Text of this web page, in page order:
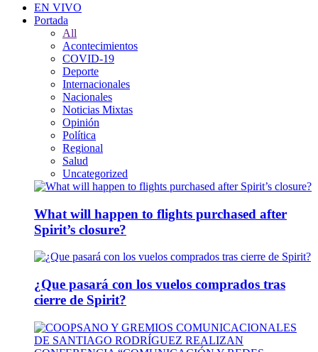
EN VIVO
Portada
All
Acontecimientos
COVID-19
Deporte
Internacionales
Nacionales
Noticias Mixtas
Opinión
Política
Regional
Salud
Uncategorized
What will happen to flights purchased after
Spirit’s closure?
¿Que pasará con los vuelos comprados tras
cierre de Spirit?